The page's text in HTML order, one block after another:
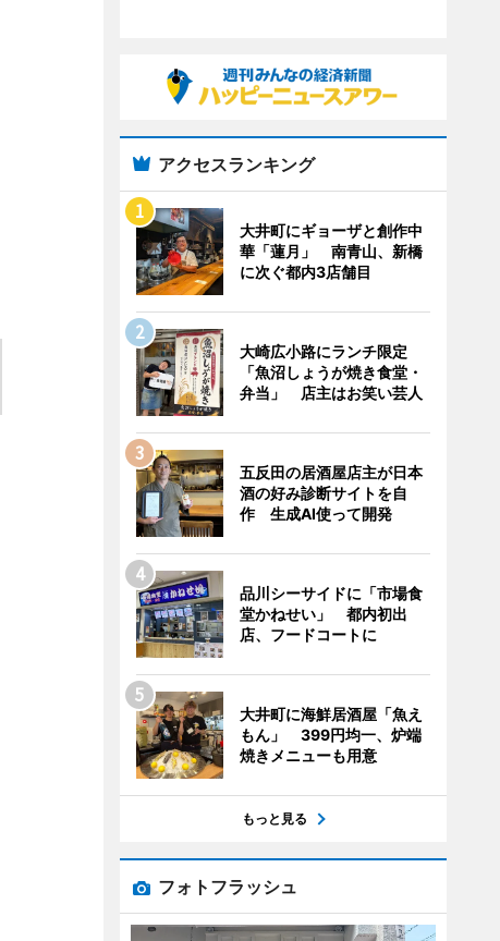
アクセスランキング
大井町にギョーザと創作中
華「蓮月」 南青山、新橋
に次ぐ都内3店舗目
大崎広小路にランチ限定
「魚沼しょうが焼き食堂・
弁当」 店主はお笑い芸人
五反田の居酒屋店主が日本
酒の好み診断サイトを自
作 生成AI使って開発
品川シーサイドに「市場食
堂かねせい」 都内初出
店、フードコートに
大井町に海鮮居酒屋「魚え
もん」 399円均一、炉端
焼きメニューも用意
もっと見る
フォトフラッシュ